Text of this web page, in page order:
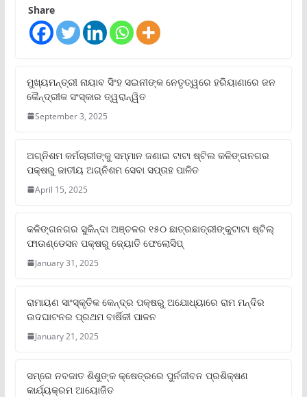
Share
ମୁଖ୍ୟମନ୍ତ୍ରୀ ନାୟାବ ସିଂହ ସଇନୀଙ୍କ ନେତୃତ୍ୱରେ ହରିୟାଣାରେ ଜନ
କୈନ୍ଦ୍ରୀକ ସଂସ୍କାର ତ୍ୱରାନ୍ୱିତ
September 3, 2025
ଅଗ୍ନିଶମ କର୍ମଚାରୀଙ୍କୁ ସମ୍ମାନ ଜଣାଇ ଟାଟା ଷ୍ଟିଲ କଳିଙ୍ଗନଗର
ପକ୍ଷରୁ ଜାତୀୟ ଅଗ୍ନିଶମ ସେବା ସପ୍ତାହ ପାଳିତ
April 15, 2025
କଳିଙ୍ଗନଗର ସୁକିନ୍ଦା ଅଞ୍ଚଳର ୧୫୦ ଛାତ୍ରଛାତ୍ରୀଙ୍କୁଟାଟା ଷ୍ଟିଲ୍
ଫାଉଣ୍ଡେସନ ପକ୍ଷରୁ ଜ୍ୟୋତି ଫେଲୋସିପ୍‌
January 31, 2025
ରାମାୟଣ ସାଂସ୍କୃତିକ କେନ୍ଦ୍ର ପକ୍ଷରୁ ଅଯୋଧ୍ୟାରେ ରାମ ମନ୍ଦିର
ଉଦଘାଟନର ପ୍ରଥମ ବାର୍ଷିକୀ ପାଳନ
January 21, 2025
ସମ୍‌ରେ ନବଜାତ ଶିଶୁଙ୍କ କ୍ଷେତ୍ରରେ ପୁର୍ନଜୀବନ ପ୍ରଶିକ୍ଷଣ
କାର୍ଯ୍ୟକ୍ରମ ଆୟୋଜିତ